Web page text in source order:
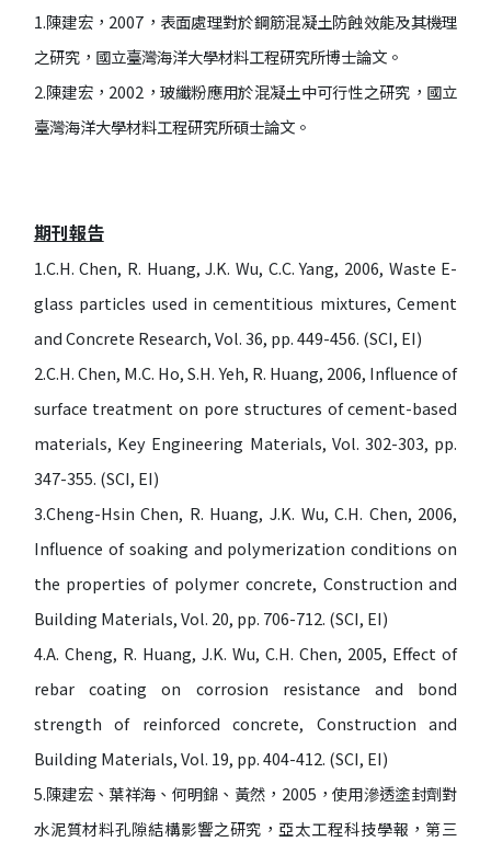
1.陳建宏，2007，表面處理對於鋼筋混凝土防蝕效能及其機理
之研究，國立臺灣海洋大學材料工程研究所博士論文。
2.陳建宏，2002，玻纖粉應用於混凝土中可行性之研究，國立
臺灣海洋大學材料工程研究所碩士論文。
期刊報告
1.C.H. Chen, R. Huang, J.K. Wu, C.C. Yang, 2006, Waste E-
glass particles used in cementitious mixtures, Cement
and Concrete Research, Vol. 36, pp. 449-456. (SCI, EI)
2.C.H. Chen, M.C. Ho, S.H. Yeh, R. Huang, 2006, Influence of
surface treatment on pore structures of cement-based
materials, Key Engineering Materials, Vol. 302-303, pp.
347-355. (SCI, EI)
3.Cheng-Hsin Chen, R. Huang, J.K. Wu, C.H. Chen, 2006,
Influence of soaking and polymerization conditions on
the properties of polymer concrete, Construction and
Building Materials, Vol. 20, pp. 706-712. (SCI, EI)
4.A. Cheng, R. Huang, J.K. Wu, C.H. Chen, 2005, Effect of
rebar coating on corrosion resistance and bond
strength of reinforced concrete, Construction and
Building Materials, Vol. 19, pp. 404-412. (SCI, EI)
5.陳建宏、葉祥海、何明錦、黃然，2005，使用滲透塗封劑對
水泥質材料孔隙結構影響之研究，亞太工程科技學報，第三